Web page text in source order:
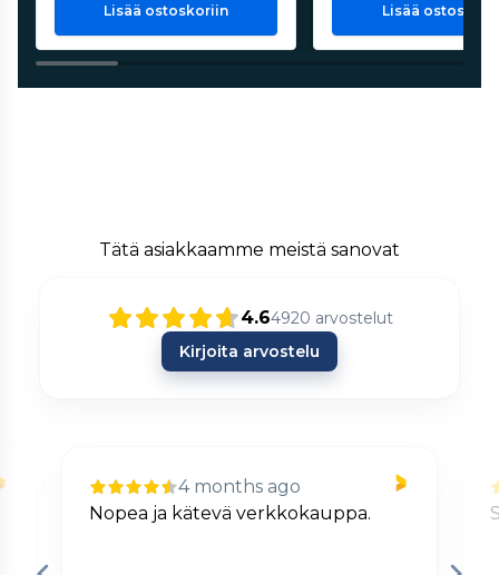
Lisää ostoskoriin Lisää
Tätä asiakkaamme meistä sanovat
4.64920 arvostelut
Kirjoita arvostelu
4 months ago
Nopea ja kätevä verkkokauppa.